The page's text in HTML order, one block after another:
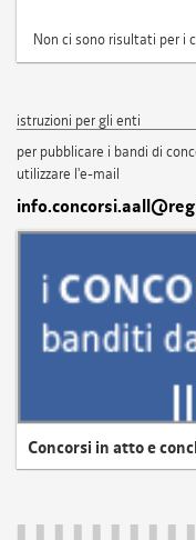
Non ci sono risultati per i
istruzioni per gli enti
per pubblicare i bandi di
utilizzare l'e-mail
Concorsi in atto e